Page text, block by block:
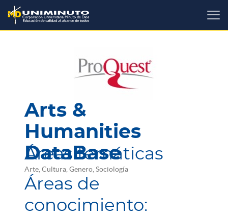
Pasar
contenido
principal
Arts &
Humanities
DataBase
Áreas temáticas
Arte, Cultura, Genero, Sociología
Áreas de
conocimiento: